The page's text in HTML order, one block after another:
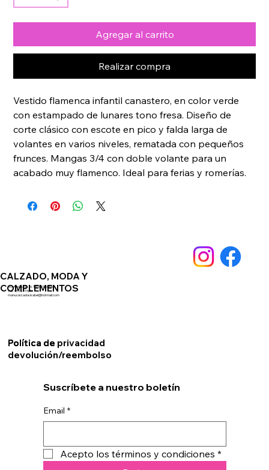
Agregar al carrito
Realizar compra
Vestido flamenca infantil canastero, en color verde
con estampado de lunares tono fresa. Diseño de
corte clásico con escote en pico y falda larga de
volantes en varios niveles, rematada con pequeños
frunces. Mangas 3/4 con doble volante para un
acabado muy flamenco. Ideal para ferias y romerías.
CALZADO, MODA Y
COMPLEMENTOS
Política de privacidad
Política de
devolución/reembolso
Av. Andalucia 76. 14550 Montilla
Telf. 659891561
manucalzadosisabel@hotmail.com
Suscríbete a nuestro boletín
Email *
Acepto los términos y condiciones *